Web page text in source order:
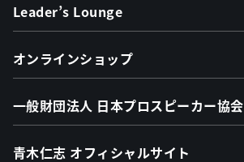
Leader’s Lounge
オンラインショップ
一般財団法人 日本プロスピーカー協会
青木仁志 オフィシャルサイト